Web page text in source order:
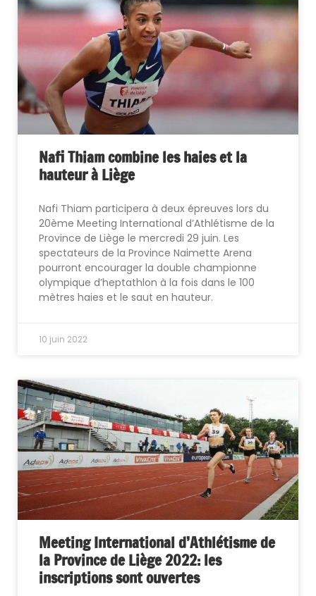
Nafi Thiam combine les haies et la
hauteur à Liège
Nafi Thiam participera à deux épreuves lors du
20ème Meeting International d’Athlétisme de la
Province de Liège le mercredi 29 juin. Les
spectateurs de la Province Naimette Arena
pourront encourager la double championne
olympique d’heptathlon à la fois dans le 100
mètres haies et le saut en hauteur.
10 juin 2022
Meeting International d’Athlétisme de
la Province de Liège 2022: les
inscriptions sont ouvertes